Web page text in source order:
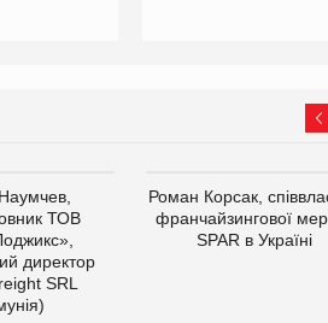
ТОВ
директор
SRL
Роман Корсак,
франчайзингової
SPAR в Україні